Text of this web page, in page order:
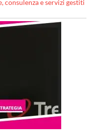
consulenza e servizi gestiti